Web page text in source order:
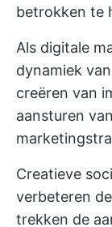
betrokken te
Als digitale
dynamiek
creëren van
aansturen
Creatieve
verbeteren
trekken de